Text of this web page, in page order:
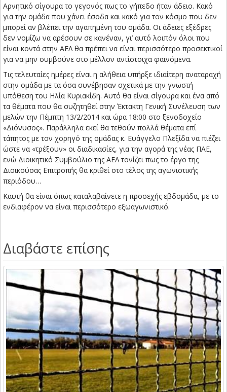
Αρνητικό σίγουρα το γεγονός πως το γήπεδο ήταν άδειο. Κακό
για την ομάδα που χάνει έσοδα και κακό για τον κόσμο που δεν
μπορεί αν βλέπει την αγαπημένη του ομάδα. Οι άδειες εξέδρες
δεν νομίζω να αρέσουν σε κανέναν, γι’ αυτό λοιπόν όλοι που
είναι κοντά στην ΑΕΛ θα πρέπει να είναι περισσότερο προσεκτικοί
για να μην συμβούνε στο μέλλον αντίστοιχα φαινόμενα.
Τις τελευταίες ημέρες είναι η αλήθεια υπήρξε ιδιαίτερη αναταραχή
στην ομάδα με τα όσα συνέβησαν σχετικά με την γνωστή
υπόθεση του Ηλία Κυριακίδη. Αυτό θα είναι σίγουρα και ένα από
τα θέματα που θα συζητηθεί στην Έκτακτη Γενική Συνέλευση των
μελών την Πέμπτη 13/2/2014 και ώρα 18:00 στο ξενοδοχείο
«Διόνυσος». Παράλληλα εκεί θα τεθούν πολλά θέματα επί
τάπητος με τον χορηγό της ομάδας κ. Ευάγγελο Πλεξίδα να πιέζει
ώστε να «τρέξουν» οι διαδικασίες, για την αγορά της νέας ΠΑΕ,
ενώ Διοικητικό Συμβούλιο της ΑΕΛ τονίζει πως το έργο της
Διοικούσας Επιτροπής θα κριθεί στο τέλος της αγωνιστικής
περιόδου…
Καυτή θα είναι όπως καταλαβαίνετε η προσεχής εβδομάδα, με το
ενδιαφέρον να είναι περισσότερο εξωαγωνιστικό.
Διαβάστε επίσης